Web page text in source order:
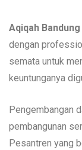
Aqiqah Bandung
dengan
semata untuk
keuntunganya
Pengembangan
pembangunan
Pesantren yang